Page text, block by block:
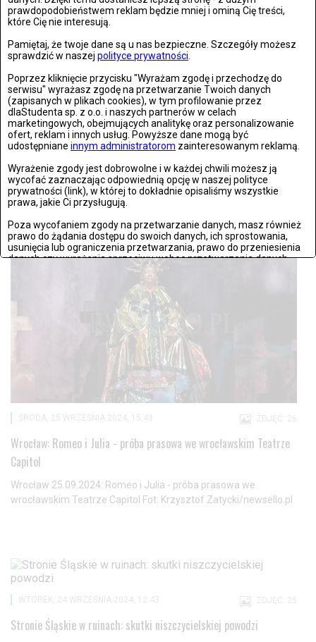
prawdopodobieństwem reklam będzie mniej i ominą Cię treści,
które Cię nie interesują.
Pamiętaj, że twoje dane są u nas bezpieczne. Szczegóły możesz
sprawdzić w naszej polityce prywatności
Poprzez kliknięcie przycisku "Wyrażam zgodę i przechodzę do
serwisu" wyrażasz zgodę na przetwarzanie Twoich danych
(zapisanych w plikach cookies), w tym profilowanie przez
dlaStudenta sp. z o.o. i naszych partnerów w celach
marketingowych, obejmujących analitykę oraz personalizowanie
ofert, reklam i innych usług. Powyższe dane mogą być
udostępniane innym administratorom zainteresowanym reklamą.
Wyrażenie zgody jest dobrowolne i w każdej chwili możesz ją
wycofać zaznaczając odpowiednią opcję w naszej polityce
prywatności (link), w której to dokładnie opisaliśmy wszystkie
prawa, jakie Ci przysługują.
Poza wycofaniem zgody na przetwarzanie danych, masz również
prawo do żądania dostępu do swoich danych, ich sprostowania,
usunięcia lub ograniczenia przetwarzania, prawo do przeniesienia
danych czy wyrażenia sprzeciwu wobec przetwarzania danych.
Jeżeli nie chcesz wyrazić zgody na przetwarzanie plików cookies,
ustawień zaawansowanych
Wyrażam zgodę i przechodzę do serwisu
ZDJĘĆ: 21
PIĄTEK, 27 WRZEŚNIA 2024, 12:55
Warszawa: The Kiffness zagrał w Warszawie
Warszawa 26.09.2024: The Kiffness zagrał w Warszawie Fot:
Agnieszka Dankowska/newsello.pl
ZDJĘĆ: 26
ŚRODA, 25 WRZEŚNIA 2024, 15:43
Wrocław: Romeo i Julia - próba prasowa we wrocławskim Teatrze
Capitol
Wrocław 25.09.2024: Romeo i Julia - próba prasowa we
wrocławskim Teatrze Capitol Fot: Krzysztof Zatycki/newsello.pl
ZDJĘĆ: 25
WTOREK, 24 WRZEŚNIA 2024, 12:43
Stronie Śląskie w ruinach: skutki niszczycielskiej powodzi